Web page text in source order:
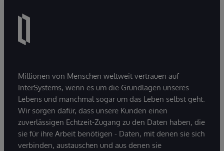
Millionen von Menschen weltweit vertrauen auf
InterSystems, wenn es um die Grundlagen unseres
Lebens und manchmal sogar um das Leben selbst geht.
Wir sorgen dafür, dass unsere Kunden einen
zuverlässigen Echtzeit-Zugang zu den Daten haben, die
sie für ihre Arbeit benötigen - Daten, mit denen sie sich
verbinden, austauschen und aus denen sie